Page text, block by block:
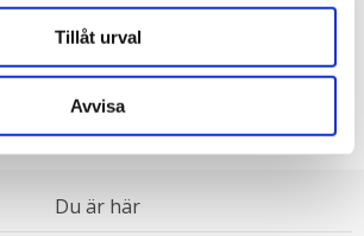
Tillåt urval
Avvisa
169.00 kr
Du är här